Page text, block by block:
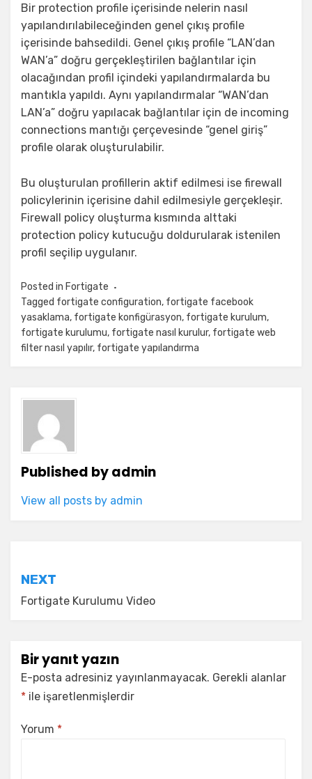
Bir protection profile içerisinde nelerin nasıl
yapılandırılabileceğinden genel çıkış profile
içerisinde bahsedildi. Genel çıkış profile “LAN’dan
WAN’a” doğru gerçekleştirilen bağlantılar için
olacağından profil içindeki yapılandırmalarda bu
mantıkla yapıldı. Aynı yapılandırmalar “WAN’dan
LAN’a” doğru yapılacak bağlantılar için de incoming
connections mantığı çerçevesinde “genel giriş”
profile olarak oluşturulabilir.
Bu oluşturulan profillerin aktif edilmesi ise firewall
policylerinin içerisine dahil edilmesiyle gerçekleşir.
Firewall policy oluşturma kısmında alttaki
protection policy kutucuğu doldurularak istenilen
profil seçilip uygulanır.
Posted in Fortigate
Tagged fortigate configuration, fortigate facebook
yasaklama, fortigate konfigürasyon, fortigate kurulum,
fortigate kurulumu, fortigate nasıl kurulur, fortigate web
filter nasıl yapılır, fortigate yapılandırma
Published byadmin
View all posts by admin
gezinmesi
NEXT
Fortigate Kurulumu Video
Bir yanıt yazın
E-posta adresiniz yayınlanmayacak. Gerekli alanlar
* ile işaretlenmişlerdir
Yorum *